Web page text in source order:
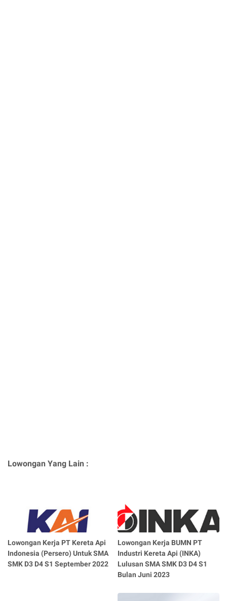
Lowongan Yang Lain :
Lowongan Kerja PT Kereta Api
Indonesia (Persero) Untuk SMA
SMK D3 D4 S1 September 2022
Lowongan Kerja BUMN PT
Industri Kereta Api (INKA)
Lulusan SMA SMK D3 D4 S1
Bulan Juni 2023